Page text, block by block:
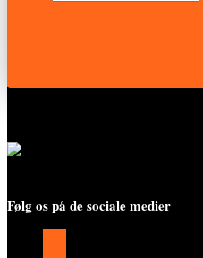
Følg os på de sociale medier